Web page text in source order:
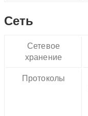
Сеть
Сетевое
хранение
Протоколы